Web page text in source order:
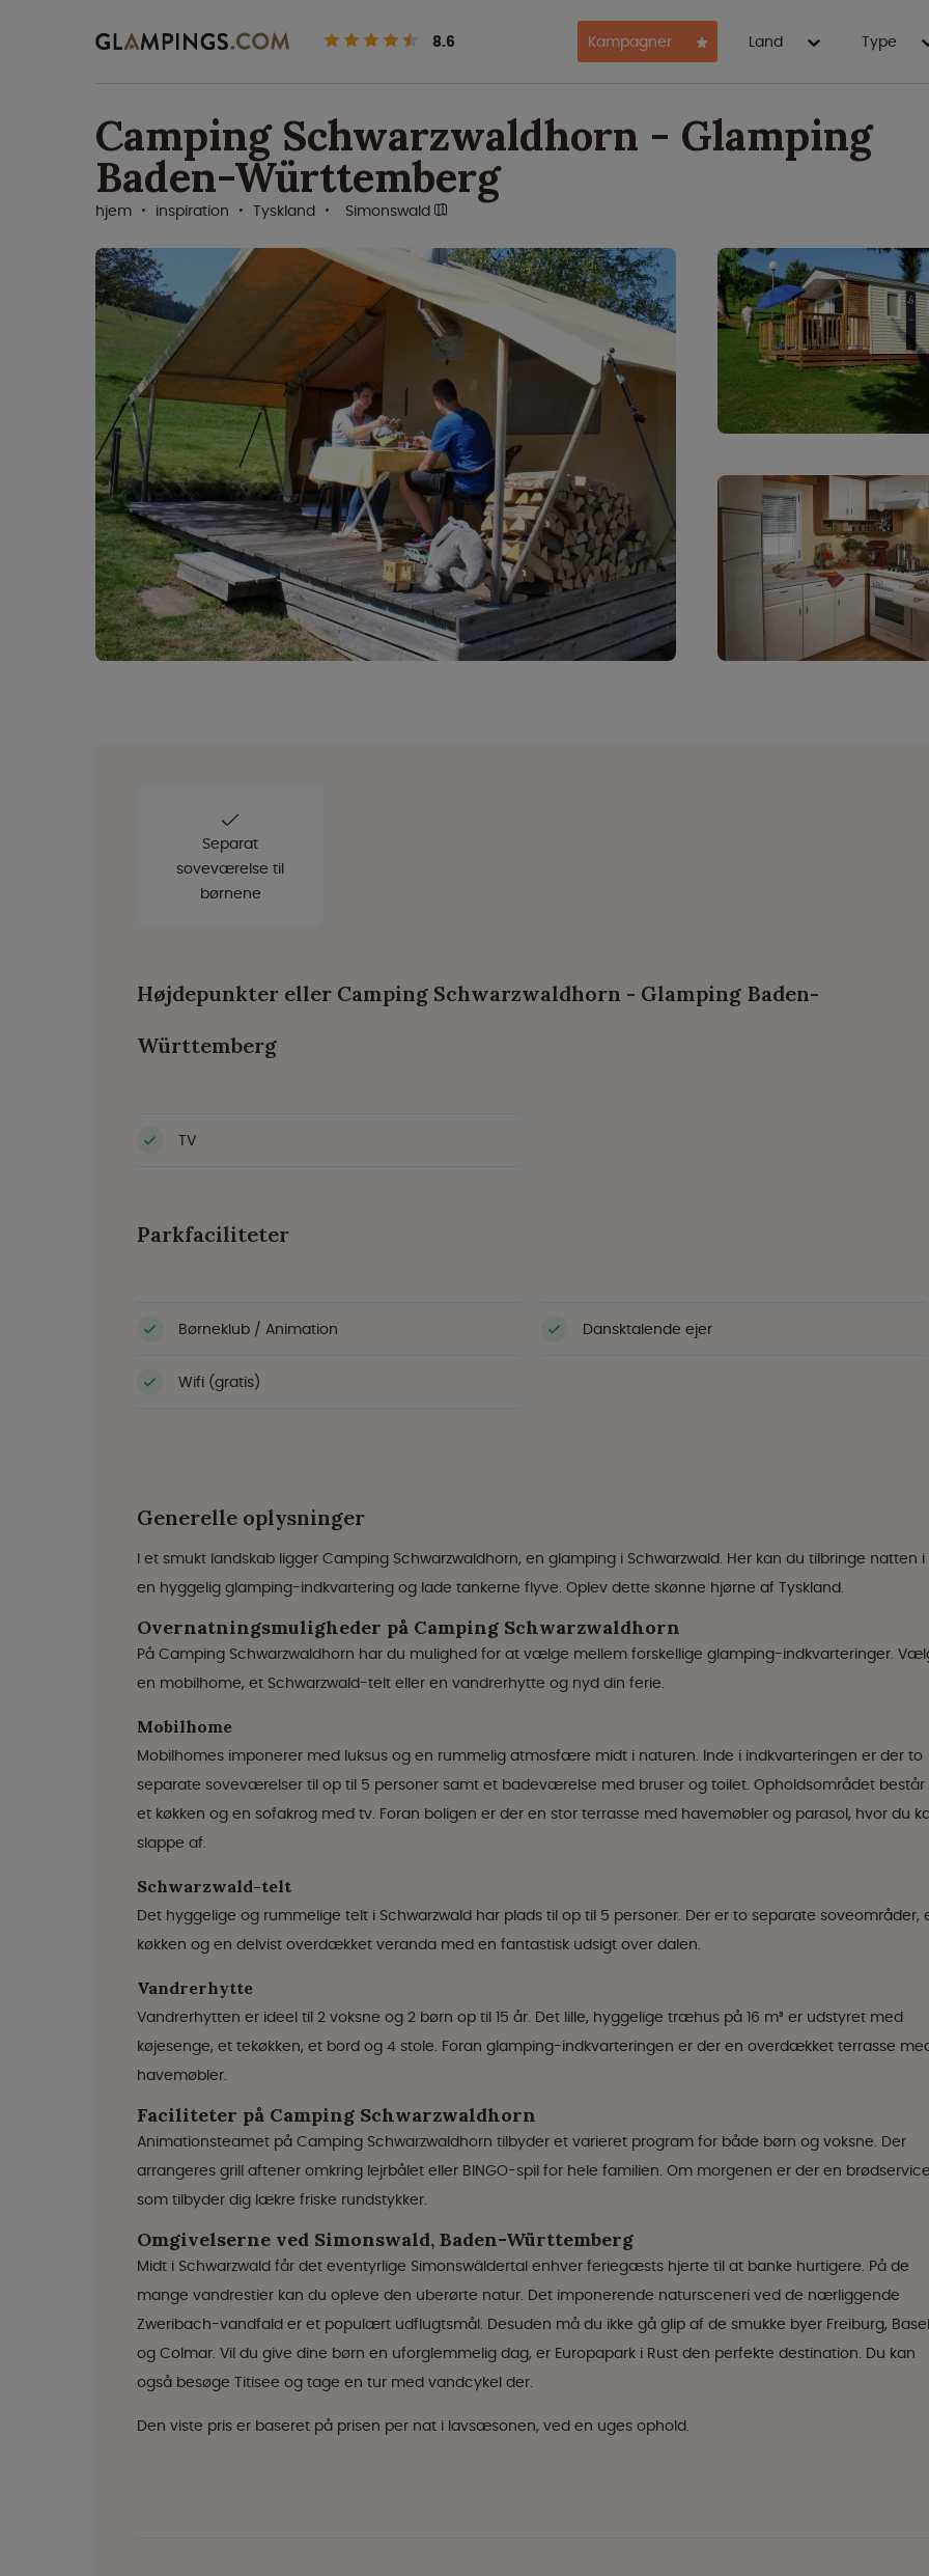
8.6 Kampagner Land Type
Camping Schwarzwaldhorn - Glamping
Baden-Württemberg
hjem inspiration Tyskland Simonswald
Separat
soveværelse til
børnene
Højdepunkter eller Camping Schwarzwaldhorn - Glamping Baden-
Württemberg
TV
Parkfaciliteter
Børneklub / Animation Dansktalende ejer
Wifi (gratis)
Generelle oplysninger
I et smukt landskab ligger Camping Schwarzwaldhorn, en glamping i Schwarzwald. Her kan du tilbringe natten i
en hyggelig glamping-indkvartering og lade tankerne flyve. Oplev dette skønne hjørne af Tyskland.
Overnatningsmuligheder på Camping Schwarzwaldhorn
På Camping Schwarzwaldhorn har du mulighed for at vælge mellem forskellige glamping-indkvarteringer.
en mobilhome, et Schwarzwald-telt eller en vandrerhytte og nyd din ferie.
Mobilhome
Mobilhomes imponerer med luksus og en rummelig atmosfære midt i naturen. Inde i indkvarteringen er der to
separate soveværelser til op til 5 personer samt et badeværelse med bruser og toilet. Opholdsområdet består
et køkken og en sofakrog med tv. Foran boligen er der en stor terrasse med havemøbler og parasol, hvor du
slappe af.
Schwarzwald-telt
Det hyggelige og rummelige telt i Schwarzwald har plads til op til 5 personer. Der er to separate soveområder,
køkken og en delvist overdækket veranda med en fantastisk udsigt over dalen.
Vandrerhytte
Vandrerhytten er ideel til 2 voksne og 2 børn op til 15 år. Det lille, hyggelige træhus på 16 m³ er udstyret med
køjesenge, et tekøkken, et bord og 4 stole. Foran glamping-indkvarteringen er der en overdækket terrasse
havemøbler.
Faciliteter på Camping Schwarzwaldhorn
Animationsteamet på Camping Schwarzwaldhorn tilbyder et varieret program for både børn og voksne. Der
arrangeres grill aftener omkring lejrbålet eller BINGO-spil for hele familien. Om morgenen er der en
som tilbyder dig lækre friske rundstykker.
Omgivelserne ved Simonswald, Baden-Württemberg
Midt i Schwarzwald får det eventyrlige Simonswäldertal enhver feriegæsts hjerte til at banke hurtigere. På de
mange vandrestier kan du opleve den uberørte natur. Det imponerende natursceneri ved de nærliggende
Zweribach-vandfald er et populært udflugtsmål. Desuden må du ikke gå glip af de smukke byer Freiburg, Basel
og Colmar. Vil du give dine børn en uforglemmelig dag, er Europapark i Rust den perfekte destination. Du kan
også besøge Titisee og tage en tur med vandcykel der.
Den viste pris er baseret på prisen per nat i lavsæsonen, ved en uges ophold.